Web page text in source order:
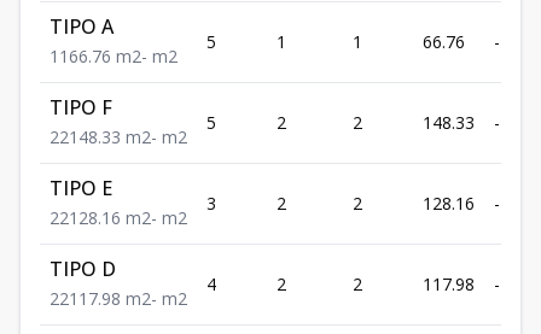
TIPO A
1 1 66.76 m2- m2
5 1 1 66.76 -
TIPO F
22148.33 m2- m2
5 2 2 148.33 -
TIPO E
22128.16 m2- m2
3 2 2 128.16 -
TIPO D
22117.98 m2- m2
4 2 2 117.98 -